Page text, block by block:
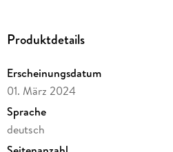
entwickeln sich jedoch auch
der anfänglichen Abneigung rockt
nicht nur mit seiner Gitarre in
gelingen, Goldies Wünsche zu
gehen?
Produktdetails
Erscheinungsdatum
01. März 2024
Sprache
deutsch